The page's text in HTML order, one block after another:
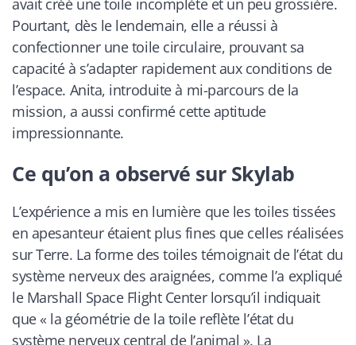
avait créé une toile incomplète et un peu grossière.
Pourtant, dès le lendemain, elle a réussi à
confectionner une toile circulaire, prouvant sa
capacité à s’adapter rapidement aux conditions de
l’espace. Anita, introduite à mi-parcours de la
mission, a aussi confirmé cette aptitude
impressionnante.
Ce qu’on a observé sur Skylab
L’expérience a mis en lumière que les toiles tissées
en apesanteur étaient plus fines que celles réalisées
sur Terre. La forme des toiles témoignait de l’état du
système nerveux des araignées, comme l’a expliqué
le Marshall Space Flight Center lorsqu’il indiquait
que « la géométrie de la toile reflète l’état du
système nerveux central de l’animal ». La